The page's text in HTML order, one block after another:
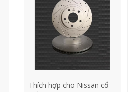
Thích hợp cho Nissan cổ